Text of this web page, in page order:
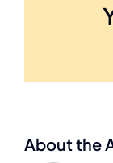
About the